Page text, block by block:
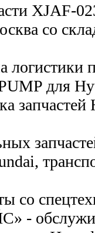
XJAF-
со
логистики
для
со